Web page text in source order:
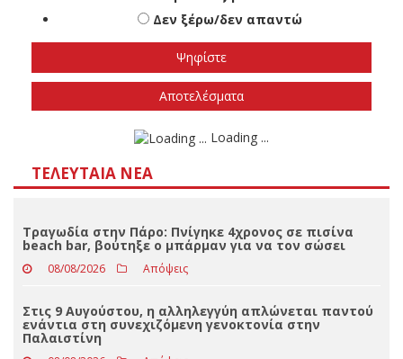
Πότε πιστεύετε ότι θα γίνουν οι εθνικές
εκλογές
Το φθινόπωρο του 2026
Την άνοιξη του 2027
Δεν ξέρω/δεν απαντώ
ΤΕΛΕΥΤΑΊΑ ΝΈΑ
Τραγωδία στην Πάρο: Πνίγηκε 4χρονος σε πισίνα
beach bar, βούτηξε ο μπάρμαν για να τον σώσει
08/08/2026